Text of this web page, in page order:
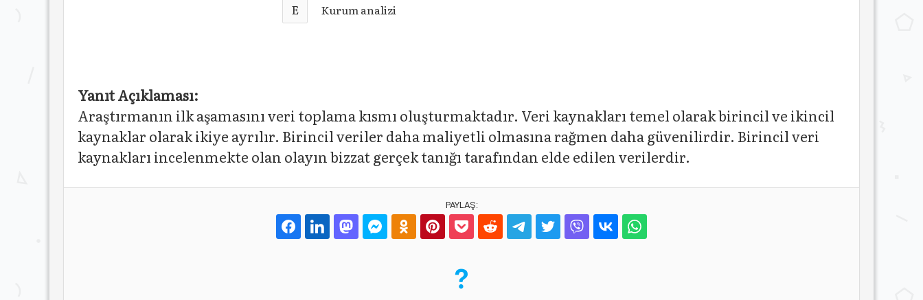
E Kurum analizi
Yanıt Açıklaması:
Araştırmanın ilk aşamasını veri toplama kısmı oluşturmaktadır. Veri kaynakları temel olarak birincil ve ikincil
kaynaklar olarak ikiye ayrılır. Birincil veriler daha maliyetli olmasına rağmen daha güvenilirdir. Birincil veri
kaynakları incelenmekte olan olayın bizzat gerçek tanığı tarafından elde edilen verilerdir.
PAYLAŞ: